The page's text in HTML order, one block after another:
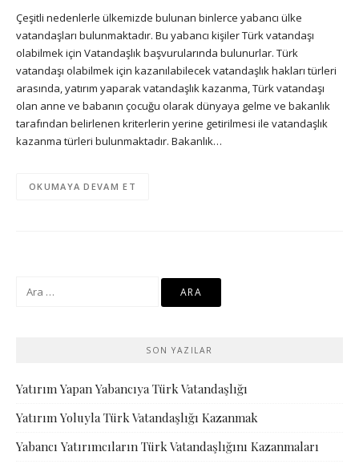
Çeşitli nedenlerle ülkemizde bulunan binlerce yabancı ülke
vatandaşları bulunmaktadır. Bu yabancı kişiler Türk vatandaşı
olabilmek için Vatandaşlık başvurularında bulunurlar. Türk
vatandaşı olabilmek için kazanılabilecek vatandaşlık hakları türleri
arasında, yatırım yaparak vatandaşlık kazanma, Türk vatandaşı
olan anne ve babanın çocuğu olarak dünyaya gelme ve bakanlık
tarafından belirlenen kriterlerin yerine getirilmesi ile vatandaşlık
kazanma türleri bulunmaktadır. Bakanlık…
OKUMAYA DEVAM ET
Arama:
SON YAZILAR
Yatırım Yapan Yabancıya Türk Vatandaşlığı
Yatırım Yoluyla Türk Vatandaşlığı Kazanmak
Yabancı Yatırımcıların Türk Vatandaşlığını Kazanmaları